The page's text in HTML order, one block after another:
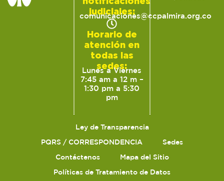
judiciales:
comunicaciones@ccpalmira.org.co
Horario de
atención en
todas las
sedes:
Lunes a Viernes
7:45 am a 12 m –
1:30 pm a 5:30
pm
Ley de Transparencia
PQRS / CORRESPONDENCIA
Sedes
Contáctenos
Mapa del Sitio
Políticas de Tratamiento de Datos